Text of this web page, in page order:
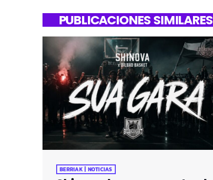
PUBLICACIONES SIMILARES
BERRIAK | NOTICIAS